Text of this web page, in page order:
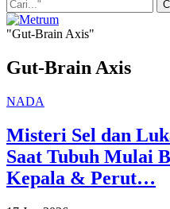
"Gut-Brain Axis"
Gut-Brain Axis
NADA
Misteri Sel dan
Saat Tubuh Mulai
Kepala & Perut…